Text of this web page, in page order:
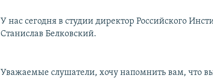
У нас сегодня в студии директор Российского
Станислав Белковский.
Уважаемые слушатели, хочу напомнить вам, что